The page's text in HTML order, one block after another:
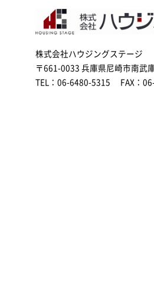
株式会社ハウジングステージ
〒661-0033 兵庫県尼崎市南武
TEL：06-6480-5315 FAX：